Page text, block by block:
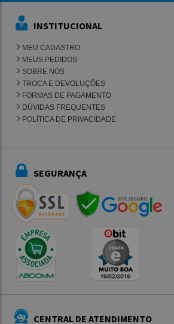
INSTITUCIONAL
MEU CADASTRO
MEUS PEDIDOS
SOBRE NÓS
TROCA E DEVOLUÇÕES
FORMAS DE PAGAMENTO
DÚVIDAS FREQUENTES
POLÍTICA DE PRIVACIDADE
SEGURANÇA
CENTRAL DE ATENDIMENTO